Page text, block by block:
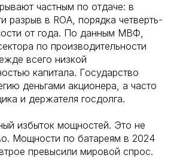
частным по отдаче: в
разрыв в ROA, порядка четверть-
от года. По данным МВФ,
по производительности
всего низкой
капитала. Государство
деньгами акционера, а часто
и держателя госдолга.
избыток мощностей. Это не
Мощности по батареям в 2024
превысили мировой спрос.